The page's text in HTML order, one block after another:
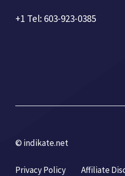
+1 Tel: 603-923-0385
© indikate.net
Privacy Policy Affiliate